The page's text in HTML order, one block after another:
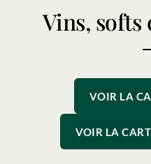
Vins,
VOIR LA
VOIR LA